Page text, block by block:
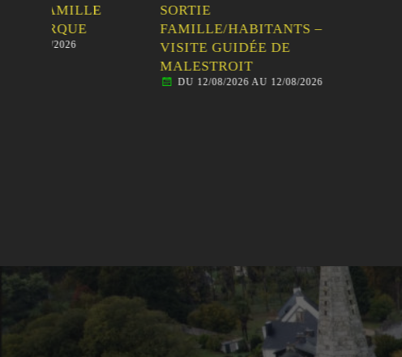
SORTIE
FAMILLE/HABITANTS –
VISITE GUIDÉE DE
MALESTROIT
DU 12/08/2026 AU 12/08/2026
DE
DU 23/08/